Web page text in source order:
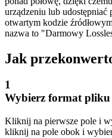
urządzeniu lub
otwartym kodzie
nazwa to "Darmowy
Jak
1
Wybierz format pliku
Kliknij na pierwsze pole i
kliknij na pole obok i